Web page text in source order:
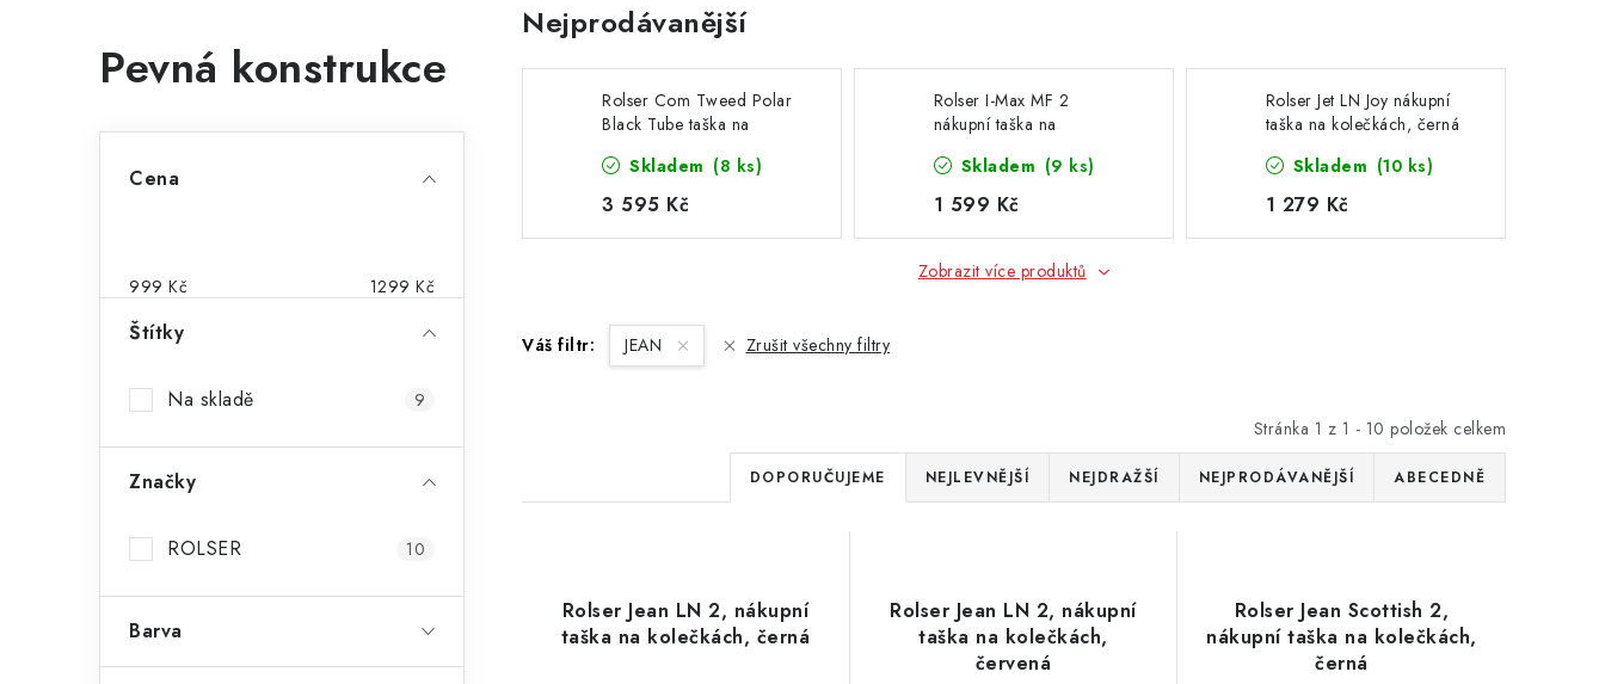
Pevná konstrukce
t
a
n
Cena
999 Kč 1299 Kč
Štítky
Na skladě 9
Značky
ROLSER 10
Barva
Nejprodávanější
Rolser Com Tweed Polar
Black Tube taška na
Skladem (8 ks)
3 595 Kč
Rolser I-Max MF 2
nákupní taška na
Skladem (9 ks)
1 599 Kč
Rolser Jet LN Joy nákupní
taška na kolečkách, černá
Skladem (10 ks)
1 279 Kč
Zobrazit více produktů
Váš filtr: JEAN Zrušit všechny filtry
Stránka 1 z 1 - 10 položek celkem
Ř
a
e
n
DOPORUČUJEME NEJLEVNĚJŠÍ NEJDRAŽŠÍ NEJPRODÁVANĚJŠÍ ABECEDNĚ
Rolser Jean LN 2, nákupní
taška na kolečkách, černá
Rolser Jean LN 2, nákupní
taška na kolečkách,
červená
Rolser Jean Scottish 2,
nákupní taška na kolečkách,
černá